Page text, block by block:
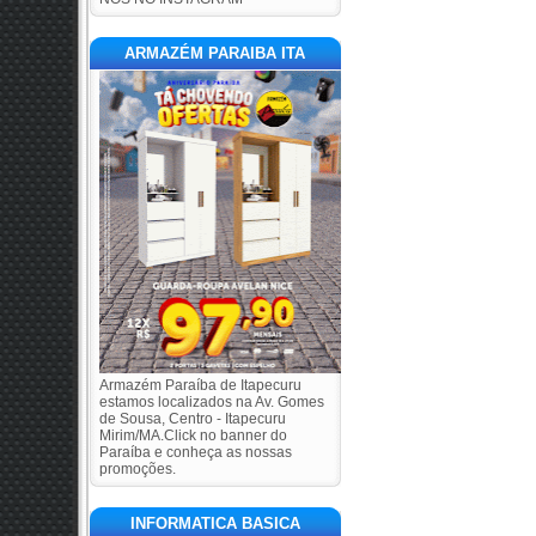
ARMAZÉM PARAIBA ITA
Armazém Paraíba de Itapecuru
estamos localizados na Av. Gomes
de Sousa, Centro - Itapecuru
Mirim/MA.Click no banner do
Paraíba e conheça as nossas
promoções.
INFORMATICA BASICA